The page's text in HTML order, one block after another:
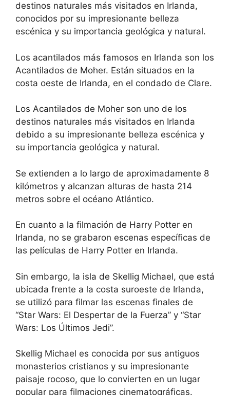
destinos naturales más visitados en Irlanda,
conocidos por su impresionante belleza
escénica y su importancia geológica y natural.
Los acantilados más famosos en Irlanda son los
Acantilados de Moher. Están situados en la
costa oeste de Irlanda, en el condado de Clare.
Los Acantilados de Moher son uno de los
destinos naturales más visitados en Irlanda
debido a su impresionante belleza escénica y
su importancia geológica y natural.
Se extienden a lo largo de aproximadamente 8
kilómetros y alcanzan alturas de hasta 214
metros sobre el océano Atlántico.
En cuanto a la filmación de Harry Potter en
Irlanda, no se grabaron escenas específicas de
las películas de Harry Potter en Irlanda.
Sin embargo, la isla de Skellig Michael, que está
ubicada frente a la costa suroeste de Irlanda,
se utilizó para filmar las escenas finales de
“Star Wars: El Despertar de la Fuerza” y “Star
Wars: Los Últimos Jedi”.
Skellig Michael es conocida por sus antiguos
monasterios cristianos y su impresionante
paisaje rocoso, que lo convierten en un lugar
popular para filmaciones cinematográficas.